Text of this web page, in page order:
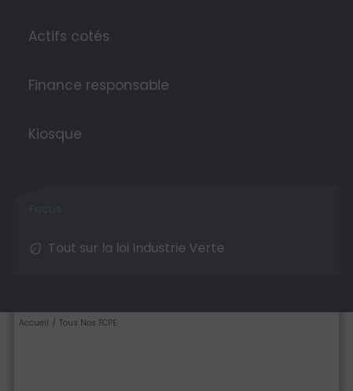
Actifs cotés
Finance responsable
Kiosque
Tout sur la loi Industrie Verte
Accueil Tous Nos FCPE